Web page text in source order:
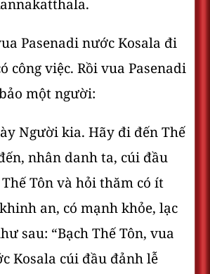
Pasenadi nước Kosala đi
công việc. Rồi vua Pasenadi
một người:
Người kia. Hãy đi đến Thế
nhân danh ta, cúi đầu
Tôn và hỏi thăm có ít
an, có mạnh khỏe, lạc
sau: “Bạch Thế Tôn, vua
Kosala cúi đầu đảnh lễ